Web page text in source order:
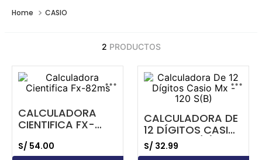
CASIO
2 PRODUCTOS
...
CALCULADORA
CIENTIFICA FX-
S/ 54.00
...
CALCULADORA DE
12 DÍGITOS CASIO
MX - 120 S(B)
S/ 32.99